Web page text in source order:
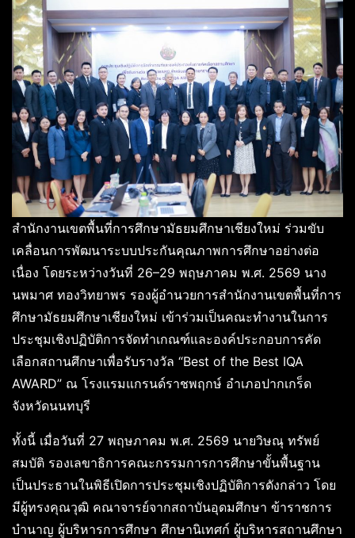
สำนักงานเขตพื้นที่การศึกษามัธยมศึกษาเชียงใหม่ ร่วมขับ
เคลื่อนการพัฒนาระบบประกันคุณภาพการศึกษาอย่างต่อ
เนื่อง โดยระหว่างวันที่ 26–29 พฤษภาคม พ.ศ. 2569 นาง
นพมาศ ทองวิทยาพร รองผู้อำนวยการสำนักงานเขตพื้นที่การ
ศึกษามัธยมศึกษาเชียงใหม่ เข้าร่วมเป็นคณะทำงานในการ
ประชุมเชิงปฏิบัติการจัดทำเกณฑ์และองค์ประกอบการคัด
เลือกสถานศึกษาเพื่อรับรางวัล “Best of the Best IQA
AWARD” ณ โรงแรมแกรนด์ราชพฤกษ์ อำเภอปากเกร็ด
จังหวัดนนทบุรี
ทั้งนี้ เมื่อวันที่ 27 พฤษภาคม พ.ศ. 2569 นายวิษณุ ทรัพย์
สมบัติ รองเลขาธิการคณะกรรมการการศึกษาขั้นพื้นฐาน
เป็นประธานในพิธีเปิดการประชุมเชิงปฏิบัติการดังกล่าว โดย
มีผู้ทรงคุณวุฒิ คณาจารย์จากสถาบันอุดมศึกษา ข้าราชการ
บำนาญ ผู้บริหารการศึกษา ศึกษานิเทศก์ ผู้บริหารสถานศึกษา